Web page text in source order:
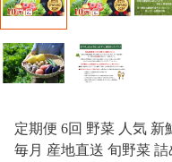
定期便 6回 野菜 人気 新
毎月 産地直送 旬野菜